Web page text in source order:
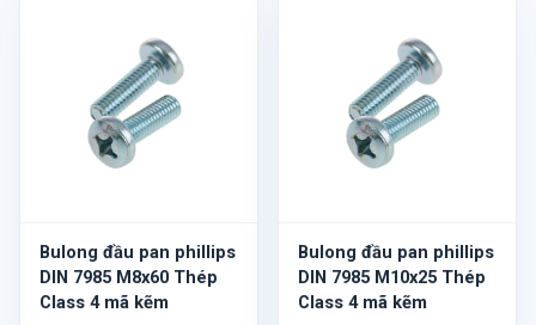
Bulong đầu pan phillips
DIN 7985 M8x60 Thép
Class 4 mã kẽm
Bulong đầu pan phillips
DIN 7985 M10x25 Thép
Class 4 mã kẽm